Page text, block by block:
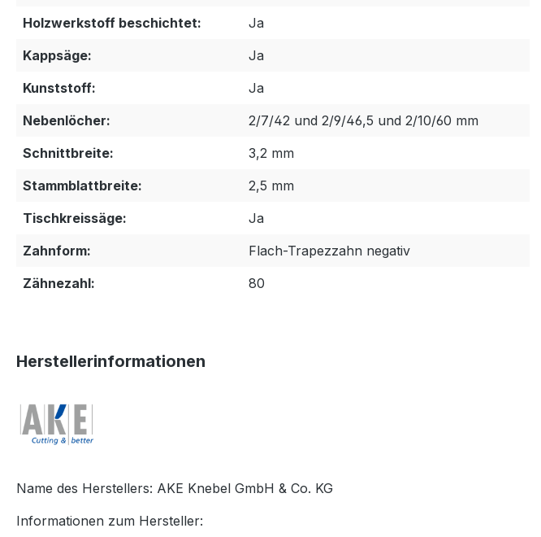
Holzwerkstoff beschichtet:
Ja
Kappsäge:
Ja
Kunststoff:
Ja
Nebenlöcher:
2/7/42 und 2/9/46,5 und 2/10/60 mm
Schnittbreite:
3,2 mm
Stammblattbreite:
2,5 mm
Tischkreissäge:
Ja
Zahnform:
Flach-Trapezzahn negativ
Zähnezahl:
80
Herstellerinformationen
Name des Herstellers: AKE Knebel GmbH & Co. KG
Informationen zum Hersteller: